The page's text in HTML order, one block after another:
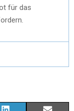
für das